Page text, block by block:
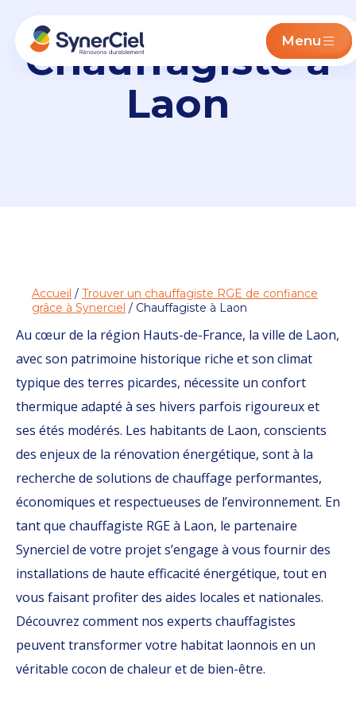
Menu
Chauffagiste à
Laon
Accueil / Trouver un chauffagiste RGE de confiance
grâce à Synerciel / Chauffagiste à Laon
Au cœur de la région Hauts-de-France, la ville de Laon,
avec son patrimoine historique riche et son climat
typique des terres picardes, nécessite un confort
thermique adapté à ses hivers parfois rigoureux et
ses étés modérés. Les habitants de Laon, conscients
des enjeux de la rénovation énergétique, sont à la
recherche de solutions de chauffage performantes,
économiques et respectueuses de l’environnement. En
tant que chauffagiste RGE à Laon, le partenaire
Synerciel de votre projet s’engage à vous fournir des
installations de haute efficacité énergétique, tout en
vous faisant profiter des aides locales et nationales.
Découvrez comment nos experts chauffagistes
peuvent transformer votre habitat laonnois en un
véritable cocon de chaleur et de bien-être.